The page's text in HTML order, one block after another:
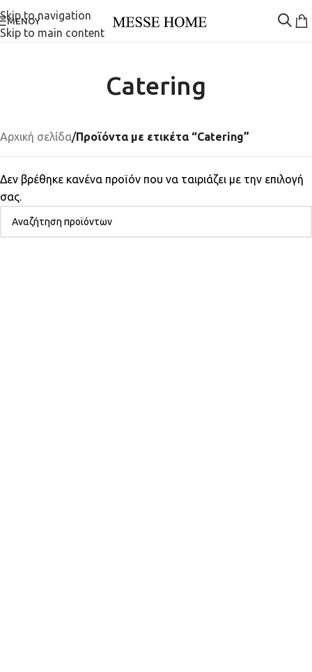
Skip to navigation
Skip to main content
ΜΕΝΟΎ
Catering
Αρχική σελίδα/Προϊόντα με ετικέτα “Catering”
Δεν βρέθηκε κανένα προϊόν που να ταιριάζει με την επιλογή
σας.